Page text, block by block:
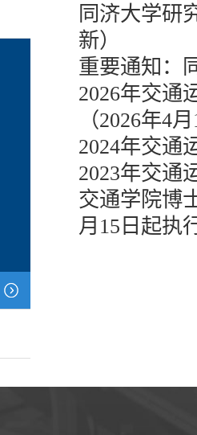
同济大学研
新）
重要通知：
2026年交通
（2026年4
2024年交通
2023年交通
交通学院博
月15日起执